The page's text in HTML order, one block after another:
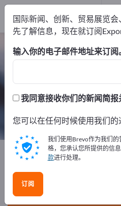
化学和制药 – 查找
277 249
3
Exportpages 化学和制药
在Exportpages免
需求 – 供應 – 二手商品 – 商業
国际新闻、创新、贸易展览
先了解信息，现在就订阅
输入你的电子邮件地址来订阅
我同意接收你们的新闻简报
您可以在任何时候使用我们的
我们使用Brevo作为我们
格，您承认您所提供的信
款进行处理。
订阅